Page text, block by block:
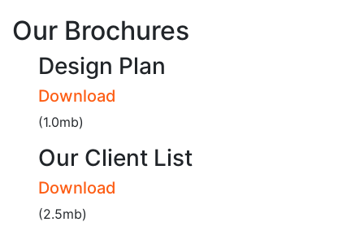
Our Brochures
Design Plan
Download
(1.0mb)
Our Client List
Download
(2.5mb)